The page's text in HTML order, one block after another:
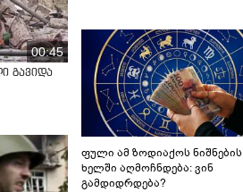
00:45
გავიდა
ფული ამ ზოდიაქოს ნიშნების
ხელში აღმოჩნდება: ვინ
გამდიდრდება?